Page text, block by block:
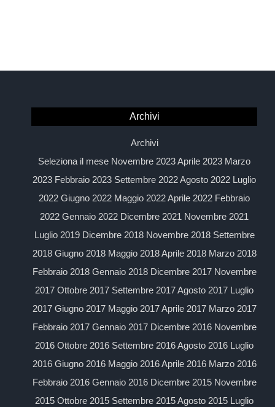
Archivi
Archivi
Seleziona il mese Novembre 2023 Aprile 2023 Marzo
2023 Febbraio 2023 Settembre 2022 Agosto 2022 Luglio
2022 Giugno 2022 Maggio 2022 Aprile 2022 Febbraio
2022 Gennaio 2022 Dicembre 2021 Novembre 2021
Luglio 2019 Dicembre 2018 Novembre 2018 Settembre
2018 Giugno 2018 Maggio 2018 Aprile 2018 Marzo 2018
Febbraio 2018 Gennaio 2018 Dicembre 2017 Novembre
2017 Ottobre 2017 Settembre 2017 Agosto 2017 Luglio
2017 Giugno 2017 Maggio 2017 Aprile 2017 Marzo 2017
Febbraio 2017 Gennaio 2017 Dicembre 2016 Novembre
2016 Ottobre 2016 Settembre 2016 Agosto 2016 Luglio
2016 Giugno 2016 Maggio 2016 Aprile 2016 Marzo 2016
Febbraio 2016 Gennaio 2016 Dicembre 2015 Novembre
2015 Ottobre 2015 Settembre 2015 Agosto 2015 Luglio